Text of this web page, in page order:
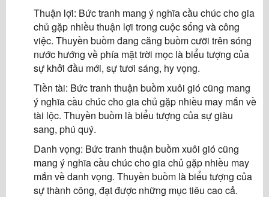
Thuận lợi: Bức tranh mang ý nghĩa cầu chúc cho gia
chủ gặp nhiều thuận lợi trong cuộc sống và công
việc. Thuyền buồm đang căng buồm cưỡi trên sóng
nước hướng về phía mặt trời mọc là biểu tượng của
sự khởi đầu mới, sự tươi sáng, hy vọng.
Tiền tài: Bức tranh thuận buồm xuôi gió cũng mang
ý nghĩa cầu chúc cho gia chủ gặp nhiều may mắn về
tài lộc. Thuyền buồm là biểu tượng của sự giàu
sang, phú quý.
Danh vọng: Bức tranh thuận buồm xuôi gió cũng
mang ý nghĩa cầu chúc cho gia chủ gặp nhiều may
mắn về danh vọng. Thuyền buồm là biểu tượng của
sự thành công, đạt được những mục tiêu cao cả.